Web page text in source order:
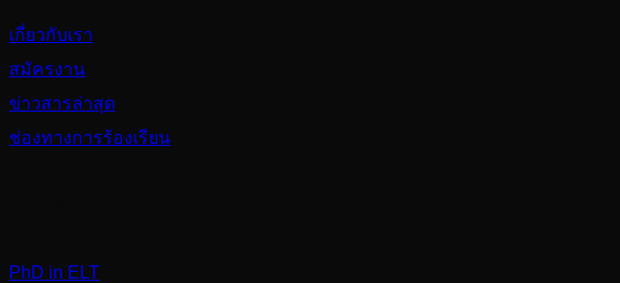
เกี่ยวกับเรา
สมัครงาน
ข่าวสารล่าสุด
ช่องทางการร้องเรียน
PhD in ELT